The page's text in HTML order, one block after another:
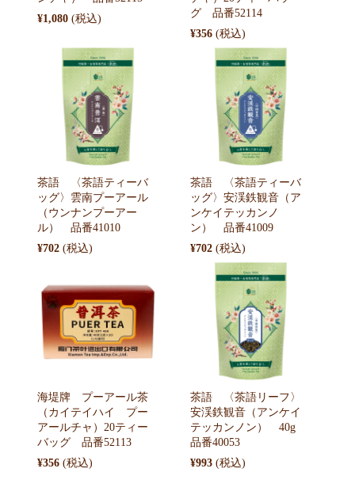
¥1,080
グ 品番52114
¥356
茶語 〈茶語ティーバ
ッグ〉雲南プーアール
（ウンナンプーアー
ル） 品番41010
¥702
茶語 〈茶語ティーバ
ッグ〉安渓鉄観音（ア
ンケイテッカンノ
ン） 品番41009
¥702
海堤牌 プーアール茶
（カイテイハイ プー
アールチャ）20ティー
バッグ 品番52113
¥356
茶語 〈茶語リーフ〉
安渓鉄観音（アンケイ
テッカンノン） 40g
品番40053
¥993